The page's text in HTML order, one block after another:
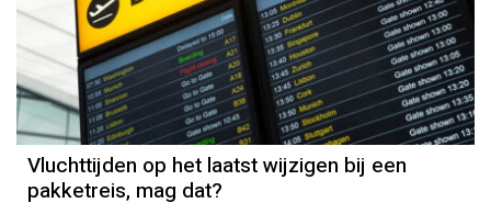
Vluchttijden op het laatst wijzigen bij een
pakketreis, mag dat?